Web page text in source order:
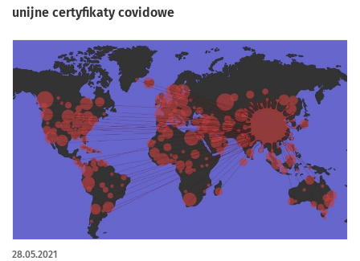
unijne certyfikaty covidowe
28.05.2021